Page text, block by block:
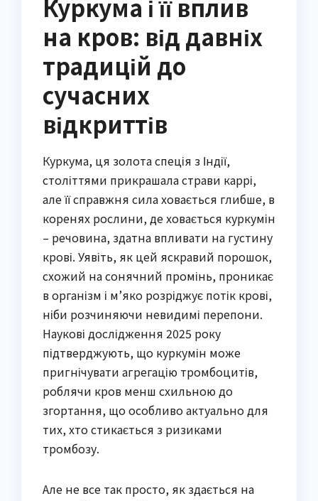
Куркума і її вплив
на кров: від давніх
традицій до
сучасних
відкриттів
Куркума, ця золота спеція з Індії,
століттями прикрашала страви каррі,
але її справжня сила ховається глибше, в
коренях рослини, де ховається куркумін
– речовина, здатна впливати на густину
крові. Уявіть, як цей яскравий порошок,
схожий на сонячний промінь, проникає
в організм і м’яко розріджує потік крові,
ніби розчиняючи невидимі перепони.
Наукові дослідження 2025 року
підтверджують, що куркумін може
пригнічувати агрегацію тромбоцитів,
роблячи кров менш схильною до
згортання, що особливо актуально для
тих, хто стикається з ризиками
тромбозу.
Але не все так просто, як здається на